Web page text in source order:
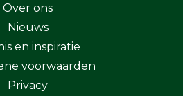
Over ons
Nieuws
en inspiratie
voorwaarden
Privacy